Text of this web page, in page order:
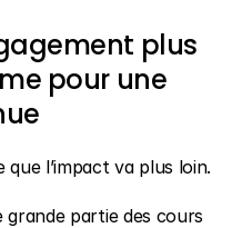
plus
pour une
l’impact va plus loin.
partie des cours